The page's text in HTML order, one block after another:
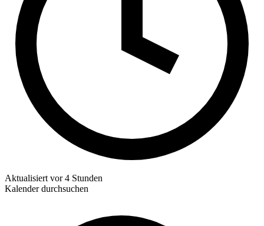
Aktualisiert vor 4 Stunden
Kalender durchsuchen